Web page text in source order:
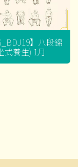
】八段錦
式養生) 1月